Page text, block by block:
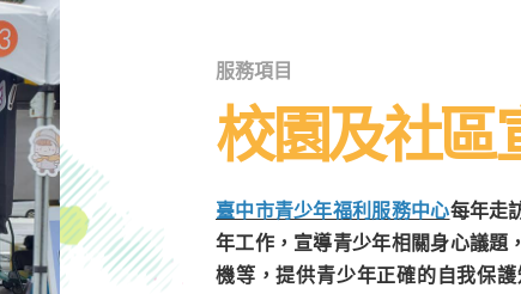
服務項目
校園及社區
臺中市青少年福利服務中心每年走
年工作，宣導青少年相關身心議題
機等，提供青少年正確的自我保